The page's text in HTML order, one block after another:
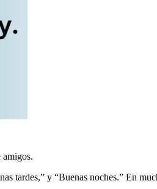
amigos.
tardes,” y “Buenas noches.” En